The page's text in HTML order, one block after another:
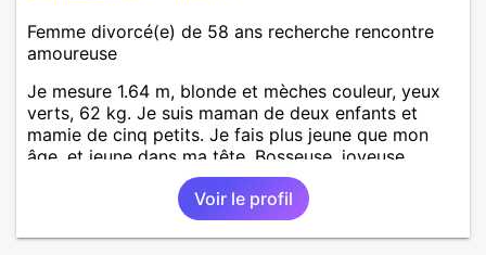
Femme divorcé(e) de 58 ans recherche rencontre
amoureuse
Je mesure 1.64 m, blonde et mèches couleur, yeux
verts, 62 kg. Je suis maman de deux enfants et
mamie de cinq petits. Je fais plus jeune que mon
âge, et jeune dans ma tête. Bosseuse, joyeuse,
sensible, bienveillante, aimant aller danser ou rester
tranquille à la maison. Balades, bricolage... j'ai un
chien. Je suis AES de métier et j'exerce à mon
compte. PAT votre num merci.
Voir le profil